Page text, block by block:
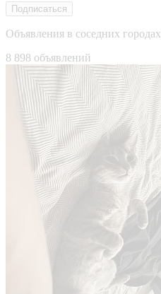
Подписаться
Объявления в соседних городах
8 898 объявлений